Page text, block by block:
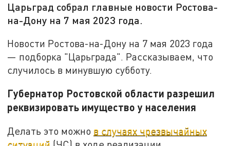
Царьград собрал главные новости Ростова-
на-Дону на 7 мая 2023 года.
Новости Ростова-на-Дону на 7 мая 2023 года
— подборка "Царьграда". Рассказываем, что
случилось в минувшую субботу.
Губернатор Ростовской области разрешил
реквизировать имущество у населения
Делать это можно в случаях чрезвычайных